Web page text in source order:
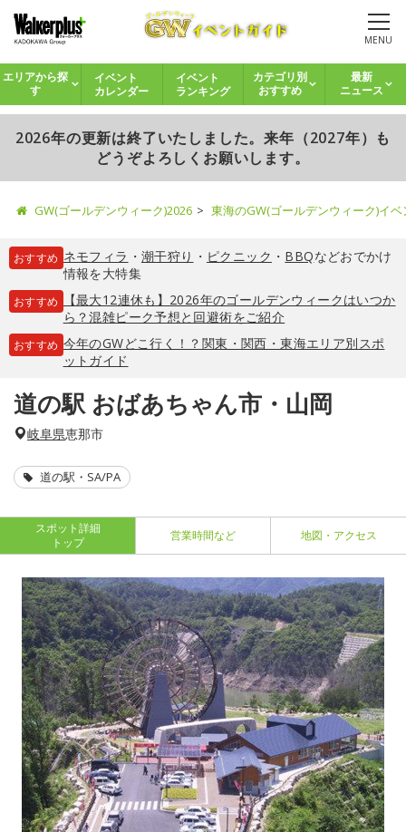
MENU
エリアから探
す
イベント
カレンダー
イベント
ランキング
カテゴリ別
おすすめ
最新
ニュース
2026年の更新は終了いたしました。来年（2027年）も
どうぞよろしくお願いします。
GW(ゴールデンウィーク)2026 東海のGW(ゴールデンウィーク)イ
おすすめ ネモフィラ ・ 潮干狩り ・ ピクニック ・ BBQなどおでかけ
情報を大特集
おすすめ
【最大12連休も】2026年のゴールデンウィークはいつか
ら？混雑ピーク予想と回避術をご紹介
おすすめ 今年のGWどこ行く！？関東・関西・東海エリア別スポ
ットガイド
道の駅 おばあちゃん市・山岡
岐阜県恵那市
道の駅・SA/PA
スポット詳細
トップ
営業時間など 地図・アクセス